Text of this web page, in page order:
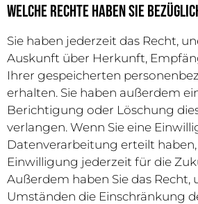
Welche Rechte haben Sie
Sie haben jederzeit das Recht,
Auskunft über Herkunft,
Ihrer gespeicherten
erhalten. Sie haben außerdem
Berichtigung oder Löschung
verlangen. Wenn Sie eine
Datenverarbeitung erteilt haben,
Einwilligung jederzeit für die
Außerdem haben Sie das
Umständen die Einschränkung